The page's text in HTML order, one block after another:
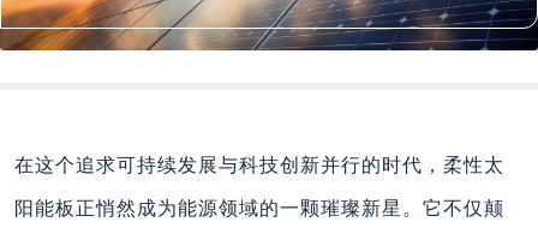
在这个追求可持续发展与科技创新并行的时代，柔性太
阳能板正悄然成为能源领域的一颗璀璨新星。它不仅颠